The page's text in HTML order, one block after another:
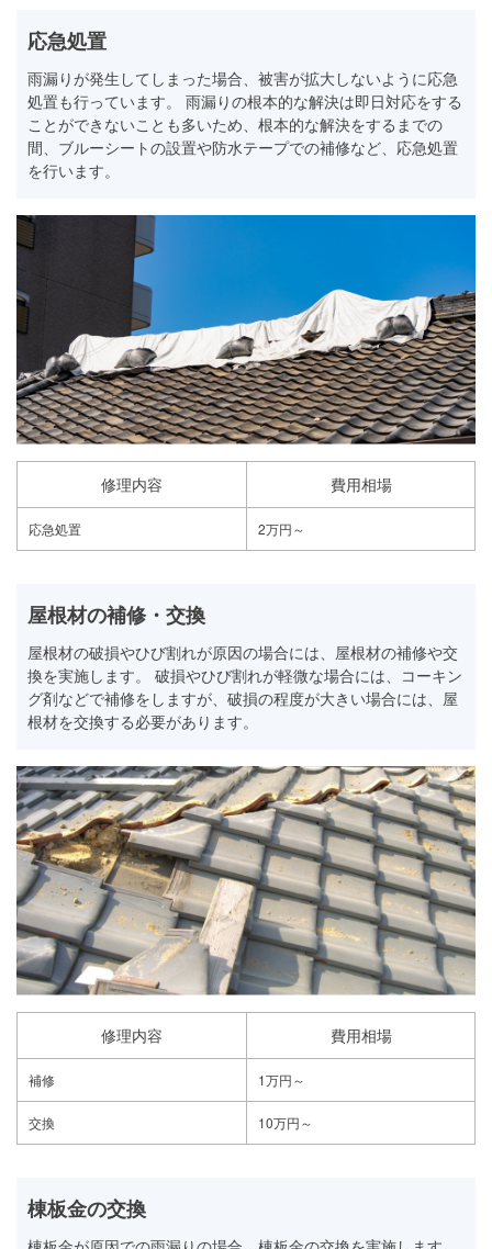
応急処置
雨漏りが発生してしまった場合、被害が拡大しないように応急
処置も行っています。 雨漏りの根本的な解決は即日対応をする
ことができないことも多いため、根本的な解決をするまでの
間、ブルーシートの設置や防水テープでの補修など、応急処置
を行います。
修理内容 費用相場
応急処置 2万円～
屋根材の補修・交換
屋根材の破損やひび割れが原因の場合には、屋根材の補修や交
換を実施します。 破損やひび割れが軽微な場合には、コーキン
グ剤などで補修をしますが、破損の程度が大きい場合には、屋
根材を交換する必要があります。
修理内容 費用相場
補修 1万円～
交換 10万円～
棟板金の交換